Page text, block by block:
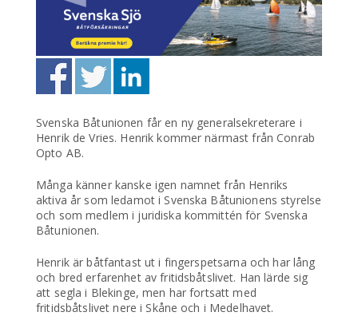
Svenska Båtunionen får en ny generalsekreterare i
Henrik de Vries. Henrik kommer närmast från Conrab
Opto AB.
Många känner kanske igen namnet från Henriks
aktiva år som ledamot i Svenska Båtunionens styrelse
och som medlem i juridiska kommittén för Svenska
Båtunionen.
Henrik är båtfantast ut i fingerspetsarna och har lång
och bred erfarenhet av fritidsbåtslivet. Han lärde sig
att segla i Blekinge, men har fortsatt med
fritidsbåtslivet nere i Skåne och i Medelhavet.